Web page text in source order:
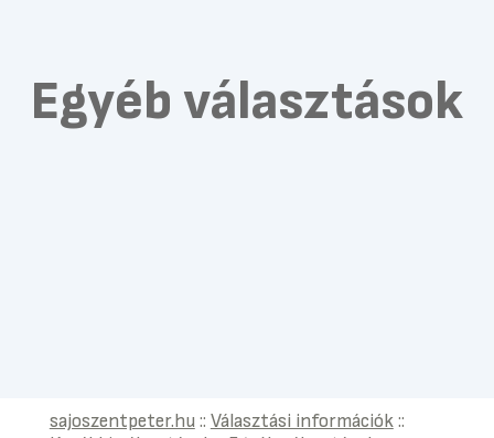
Egyéb választások
sajoszentpeter.hu:: Választási információk::